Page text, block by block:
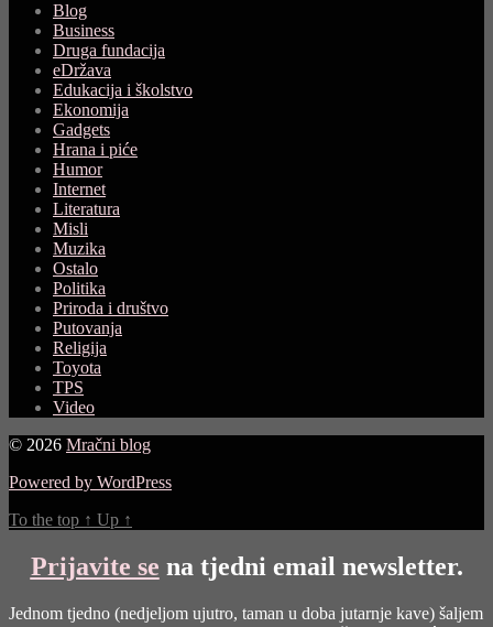
Blog
Business
Druga fundacija
eDržava
Edukacija i školstvo
Ekonomija
Gadgets
Hrana i piće
Humor
Internet
Literatura
Misli
Muzika
Ostalo
Politika
Priroda i društvo
Putovanja
Religija
Toyota
TPS
Video
© 2026 Mračni blog
Powered by WordPress
To the top ↑ Up ↑
Prijavite se na tjedni email newsletter.
Jednom tjedno (nedjeljom ujutro, taman u doba jutarnje kave) šaljem